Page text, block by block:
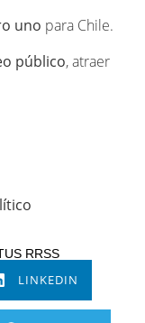
uno para Chile.
público, atraer
RRSS
LINKEDIN